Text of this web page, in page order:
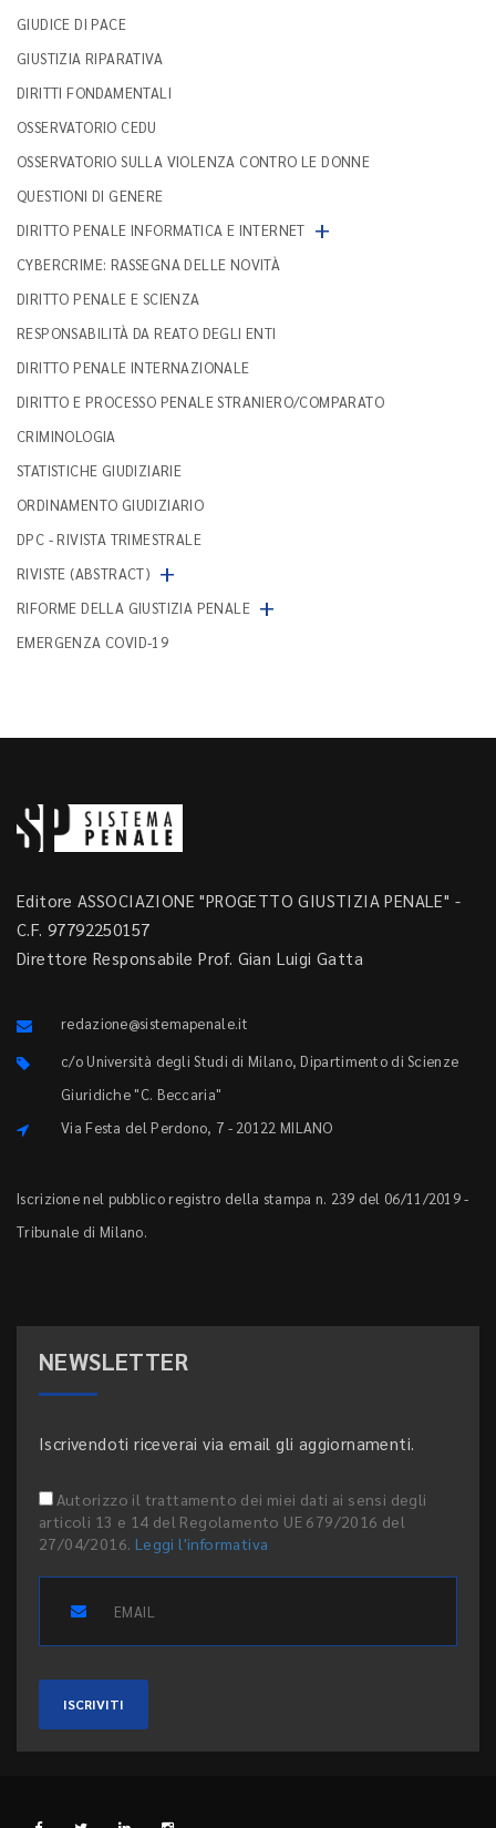
GIUDICE DI PACE
GIUSTIZIA RIPARATIVA
DIRITTI FONDAMENTALI
OSSERVATORIO CEDU
OSSERVATORIO SULLA VIOLENZA CONTRO LE DONNE
QUESTIONI DI GENERE
DIRITTO PENALE INFORMATICA E INTERNET +
CYBERCRIME: RASSEGNA DELLE NOVITÀ
DIRITTO PENALE E SCIENZA
RESPONSABILITÀ DA REATO DEGLI ENTI
DIRITTO PENALE INTERNAZIONALE
DIRITTO E PROCESSO PENALE STRANIERO/COMPARATO
CRIMINOLOGIA
STATISTICHE GIUDIZIARIE
ORDINAMENTO GIUDIZIARIO
DPC - RIVISTA TRIMESTRALE
RIVISTE (ABSTRACT) +
RIFORME DELLA GIUSTIZIA PENALE +
EMERGENZA COVID-19
Editore ASSOCIAZIONE "PROGETTO GIUSTIZIA PENALE" -
C.F. 97792250157
Direttore Responsabile Prof. Gian Luigi Gatta
redazione@sistemapenale.it
c/o Università degli Studi di Milano, Dipartimento di Scienze
Giuridiche "C. Beccaria"
Via Festa del Perdono, 7 - 20122 MILANO
Iscrizione nel pubblico registro della stampa n. 239 del 06/11/2019 -
Tribunale di Milano.
NEWSLETTER
Iscrivendoti riceverai via email gli aggiornamenti.
Autorizzo il trattamento dei miei dati ai sensi degli
articoli 13 e 14 del Regolamento UE 679/2016 del
27/04/2016. Leggi l'informativa
ISCRIVITI